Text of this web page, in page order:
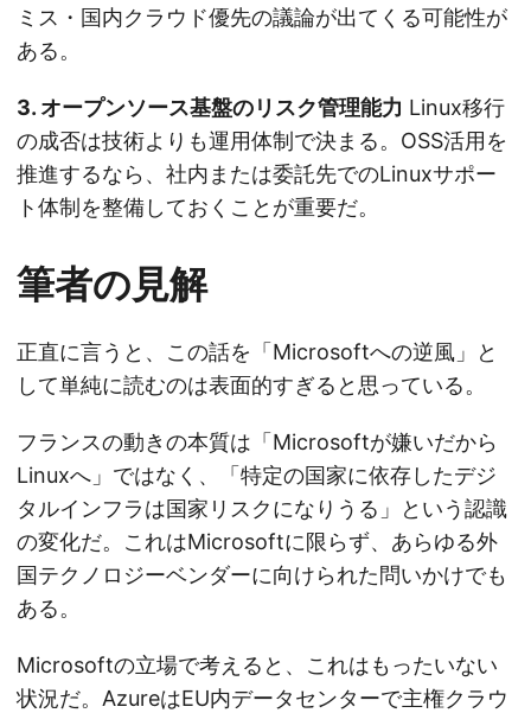
ミス・国内クラウド優先の議論が出てくる可能性が
ある。
3. オープンソース基盤のリスク管理能力 Linux移行
の成否は技術よりも運用体制で決まる。OSS活用を
推進するなら、社内または委託先でのLinuxサポー
ト体制を整備しておくことが重要だ。
筆者の見解
正直に言うと、この話を「Microsoftへの逆風」と
して単純に読むのは表面的すぎると思っている。
フランスの動きの本質は「Microsoftが嫌いだから
Linuxへ」ではなく、「特定の国家に依存したデジ
タルインフラは国家リスクになりうる」という認識
の変化だ。これはMicrosoftに限らず、あらゆる外
国テクノロジーベンダーに向けられた問いかけでも
ある。
Microsoftの立場で考えると、これはもったいない
状況だ。AzureはEU内データセンターで主権クラウ